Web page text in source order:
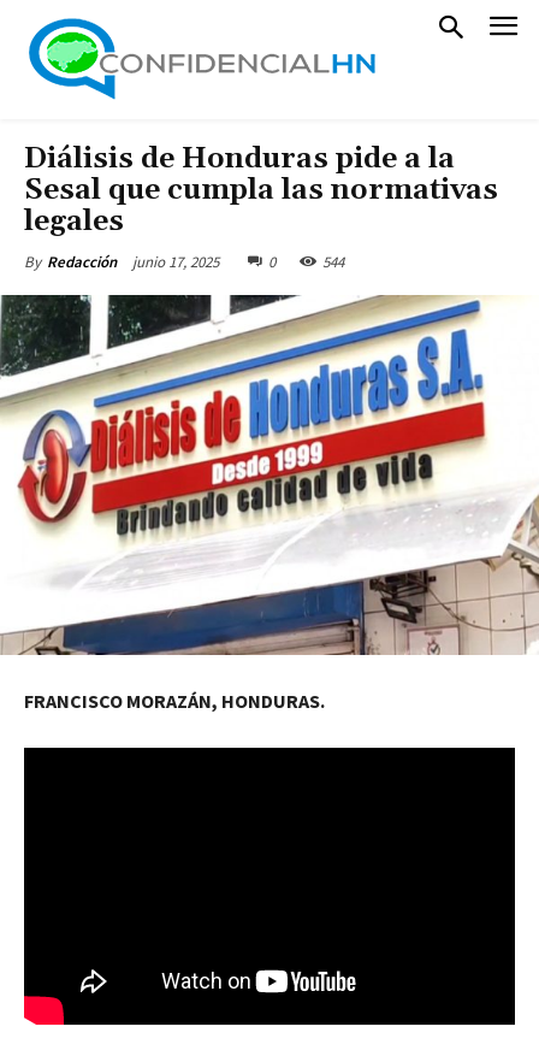
Diálisis de Honduras pide a la
Sesal que cumpla las normativas
legales
By Redacción junio 17, 2025 0 544
FRANCISCO MORAZÁN, HONDURAS.